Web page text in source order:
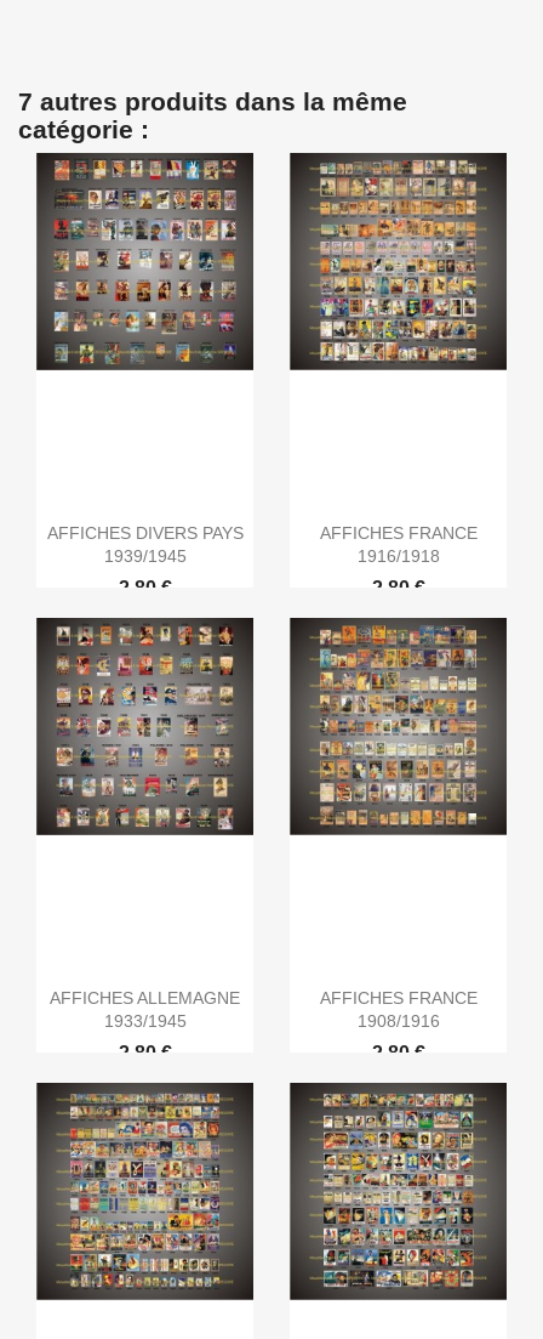
7 autres produits dans la même
catégorie :
AFFICHES DIVERS PAYS
1939/1945
2,80 €
AFFICHES FRANCE
1916/1918
2,80 €
AFFICHES ALLEMAGNE
1933/1945
2,80 €
AFFICHES FRANCE
1908/1916
2,80 €